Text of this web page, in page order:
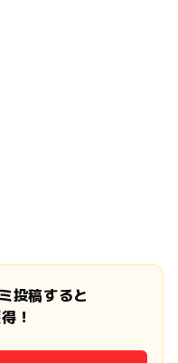
投稿すると
！